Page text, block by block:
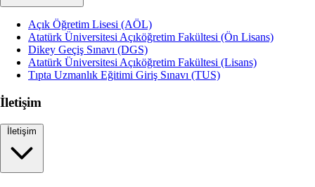
Açık Öğretim Lisesi (AÖL)
Atatürk Üniversitesi Açıköğretim Fakültesi (Ön Lisans)
Dikey Geçiş Sınavı (DGS)
Atatürk Üniversitesi Açıköğretim Fakültesi (Lisans)
Tıpta Uzmanlık Eğitimi Giriş Sınavı (TUS)
İletişim
İletişim